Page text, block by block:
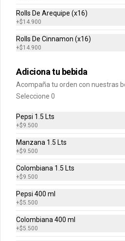
H20
Sabores
$6.500
Sabores
Frutas
Rolls De Arequipe (x16)
+$14.900
Rolls De Cinnamon (x16)
+$14.900
Adiciona tu bebida
Acompaña tu orden con nuestras
Seleccione 0
Pepsi 1.5 Lts
+$9.500
Manzana 1.5 Lts
+$9.500
Colombiana 1.5 Lts
+$9.500
Pepsi 400 ml
+$5.500
Colombiana 400 ml
+$5.500